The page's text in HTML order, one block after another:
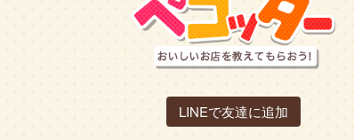
LINEで友達に追加